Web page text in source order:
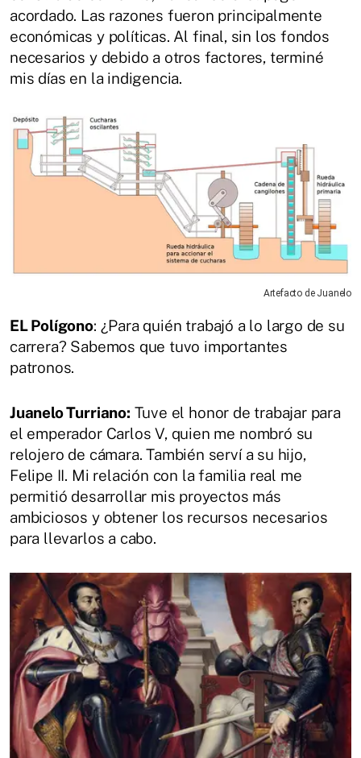
acordado. Las razones fueron principalmente
económicas y políticas. Al final, sin los fondos
necesarios y debido a otros factores, terminé
mis días en la indigencia.
Artefacto de Juanelo
EL Polígono: ¿Para quién trabajó a lo largo de su
carrera? Sabemos que tuvo importantes
patronos.
Juanelo Turriano: Tuve el honor de trabajar para
el emperador Carlos V, quien me nombró su
relojero de cámara. También serví a su hijo,
Felipe II. Mi relación con la familia real me
permitió desarrollar mis proyectos más
ambiciosos y obtener los recursos necesarios
para llevarlos a cabo.